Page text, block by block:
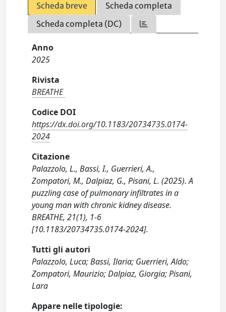
Scheda breve
Scheda completa
Scheda completa (DC)
Anno
2025
Rivista
BREATHE
Codice DOI
https://dx.doi.org/10.1183/20734735.0174-
2024
Citazione
Palazzolo, L., Bassi, I., Guerrieri, A.,
Zompatori, M., Dalpiaz, G., Pisani, L. (2025). A
puzzling case of pulmonary infiltrates in a
young man with chronic kidney disease.
BREATHE, 21(1), 1-6
[10.1183/20734735.0174-2024].
Tutti gli autori
Palazzolo, Luca; Bassi, Ilaria; Guerrieri, Aldo;
Zompatori, Maurizio; Dalpiaz, Giorgia; Pisani,
Lara
Appare nelle tipologie: